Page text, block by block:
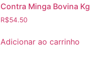
Contra Minga Bovina Kg
R$54.50
Adicionar ao carrinho